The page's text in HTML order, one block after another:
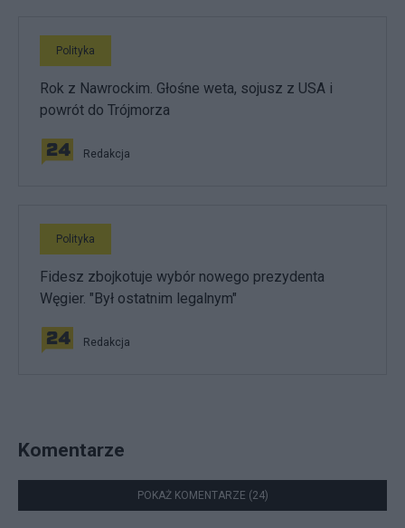
Polityka
Rok z Nawrockim. Głośne weta, sojusz z USA i
powrót do Trójmorza
Redakcja
Polityka
Fidesz zbojkotuje wybór nowego prezydenta
Węgier. "Był ostatnim legalnym"
Redakcja
Komentarze
POKAŻ KOMENTARZE (24)